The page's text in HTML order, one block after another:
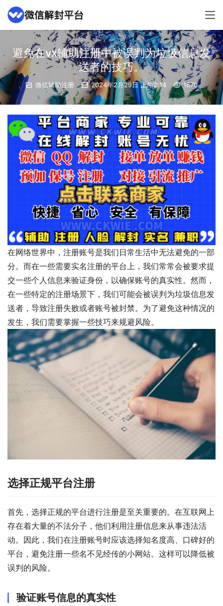
避免在vx辅助注册中被误判为垃圾信息发
送者的技巧。
微信辅助注册 2024年2月29日 上午2:14 1670
在网络世界中，注册账号是我们日常生活中无法避免的一部
分。而在一些需要实名注册的平台上，我们常常会被要求提
交一些个人信息来验证身份，以确保账号的真实性。然而，
在一些特定的注册场景下，我们可能会被误判为垃圾信息发
送者，导致注册失败或者账号被封禁。为了避免这种情况的
发生，我们需要掌握一些技巧来规避风险。
选择正规平台注册
首先，选择正规的平台进行注册是至关重要的。在互联网上
存在着大量的不法分子，他们利用注册信息来从事违法活
动。因此，我们在注册账号时应该选择知名度高、口碑好的
平台，避免注册一些名不见经传的小网站。这样可以降低被
误判的风险。
验证账号信息的真实性